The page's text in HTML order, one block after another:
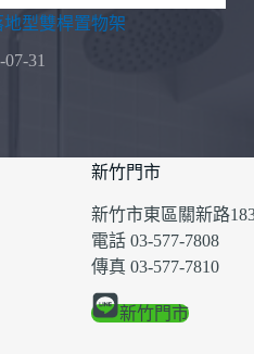
地型雙桿置物架
07-31
新竹門市
新竹市東區關新路
電話 03-577-7808
傳真 03-577-7810
新竹門市